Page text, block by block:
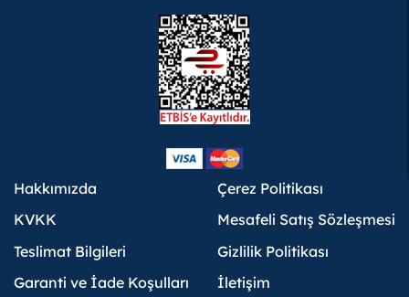
Hakkımızda
KVKK
Teslimat Bilgileri
Garanti ve İade Koşulları
Çerez Politikası
Mesafeli Satış Sözleşmesi
Gizlilik Politikası
İletişim